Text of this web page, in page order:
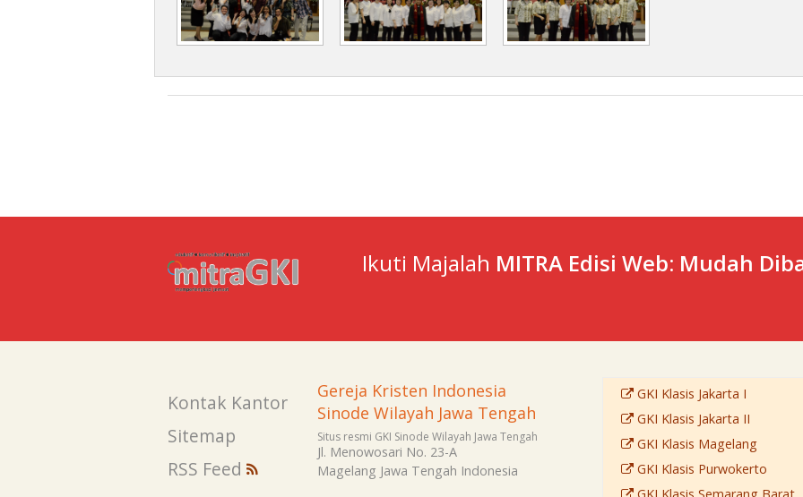
Ikuti Majalah MITRA Edisi Web: Mudah
Kontak Kantor
Sitemap
RSS Feed
Gereja Kristen Indonesia
Sinode Wilayah Jawa Tengah
Situs resmi GKI Sinode Wilayah Jawa Tengah
Jl. Menowosari No. 23-A
Magelang Jawa Tengah Indonesia
GKI Klasis Jakarta I
GKI Klasis Jakarta II
GKI Klasis Magelang
GKI Klasis Purwokerto